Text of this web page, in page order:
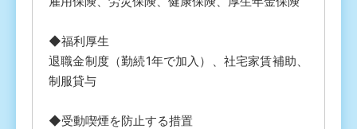
◆福利厚生
退職金制度（勤続1年で加入）、社宅家賃補助、
制服貸与
◆受動喫煙を防止する措置